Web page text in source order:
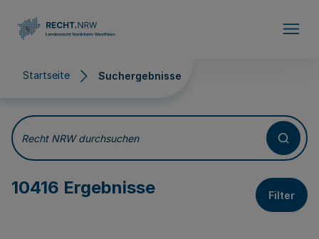
Startseite Suchergebnisse
Suchergebnisse
Recht NRW durchsuchen
10416 Ergebnisse Filter